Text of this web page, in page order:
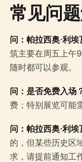
常见问
问：帕拉西奥·利
筑主要在周五上午
随时都可以参观。
问：是否免费入场
费；特别展览可能
问：帕拉西奥·利
的，但某些历史区
求，请提前通知工